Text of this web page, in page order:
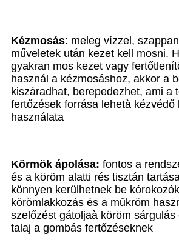
Kézmosás: meleg vízzel,
műveletek után kezet kell mosni.
gyakran mos kezet vagy
használ a kézmosáshoz, akkor a
kiszáradhat, berepedezhet, ami a
fertőzések forrása lehetà kézvédő
használata
Körmök ápolása: fontos a
és a köröm alatti rés tisztán
könnyen kerülhetnek be
körömlakkozás és a műkröm
szelőzést gátoljaà köröm
talaj a gombás fertőzéseknek